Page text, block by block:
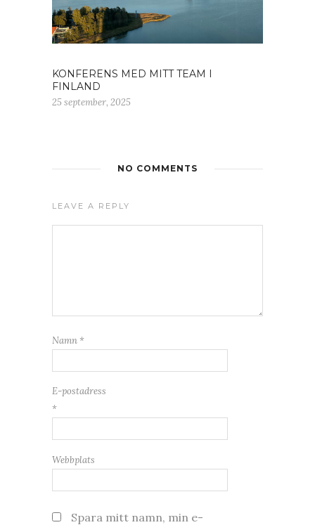
KONFERENS MED MITT TEAM I
FINLAND
25 september, 2025
NO COMMENTS
LEAVE A REPLY
Namn *
E-postadress
*
Webbplats
Spara mitt namn, min e-